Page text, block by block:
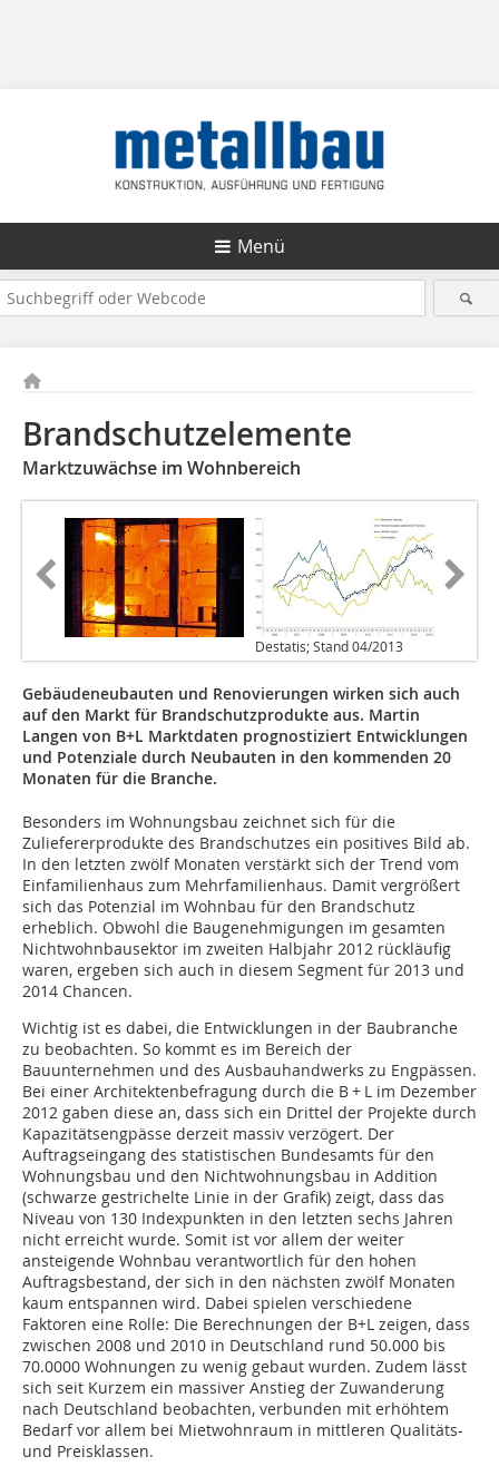
Menü
Brandschutzelemente
Marktzuwächse im Wohnbereich
Destatis; Stand 04/2013
Gebäudeneubauten und Renovierungen wirken sich auch
auf den Markt für Brandschutzprodukte aus. Martin
Langen von B+L Marktdaten prognostiziert Entwicklungen
und Potenziale durch Neubauten in den kommenden 20
Monaten für die Branche.
Besonders im Wohnungsbau zeichnet sich für die
Zuliefererprodukte des Brandschutzes ein positives Bild ab.
In den letzten zwölf Monaten verstärkt sich der Trend vom
Einfamilienhaus zum Mehrfamilienhaus. Damit vergrößert
sich das Potenzial im Wohnbau für den Brandschutz
erheblich. Obwohl die Baugenehmigungen im gesamten
Nichtwohnbausektor im zweiten Halbjahr 2012 rückläufig
waren, ergeben sich auch in diesem Segment für 2013 und
2014 Chancen.
Wichtig ist es dabei, die Entwicklungen in der Baubranche
zu beobachten. So kommt es im Bereich der
Bauunternehmen und des Ausbauhandwerks zu Engpässen.
Bei einer Architektenbefragung durch die B + L im Dezember
2012 gaben diese an, dass sich ein Drittel der Projekte durch
Kapazitätsengpässe derzeit massiv verzögert. Der
Auftragseingang des statistischen Bundesamts für den
Wohnungsbau und den Nichtwohnungsbau in Addition
(schwarze gestrichelte Linie in der Grafik) zeigt, dass das
Niveau von 130 Indexpunkten in den letzten sechs Jahren
nicht erreicht wurde. Somit ist vor allem der weiter
ansteigende Wohnbau verantwortlich für den hohen
Auftragsbestand, der sich in den nächsten zwölf Monaten
kaum entspannen wird. Dabei spielen verschiedene
Faktoren eine Rolle: Die Berechnungen der B+L zeigen, dass
zwischen 2008 und 2010 in Deutschland rund 50.000 bis
70.0000 Wohnungen zu wenig gebaut wurden. Zudem lässt
sich seit Kurzem ein massiver Anstieg der Zuwanderung
nach Deutschland beobachten, verbunden mit erhöhtem
Bedarf vor allem bei Mietwohnraum in mittleren Qualitäts-
und Preisklassen.